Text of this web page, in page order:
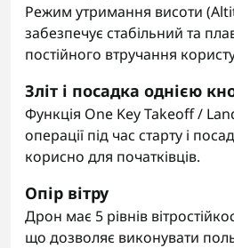
Режим утримання висоти
забезпечує стабільний та
постійного втручання
Зліт і посадка однією
Функція One Key Takeoff /
операції під час старту і
корисно для початківців.
Опір вітру
Дрон має 5 рівнів
що дозволяє виконувати